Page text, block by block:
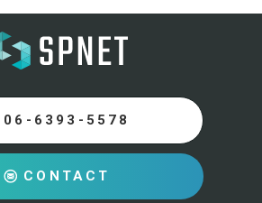
06-6393-5578
CONTACT